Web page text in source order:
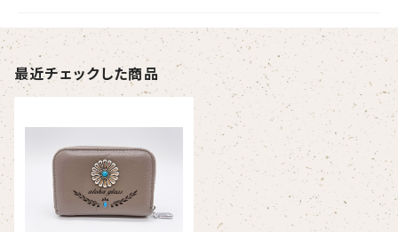
最近チェックした商品